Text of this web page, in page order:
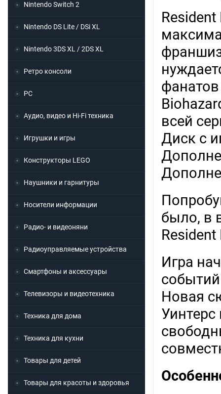
всей
Диск с
было, в
Resident
Игра
Новая
Nintendo Switch 2
Nintendo DS Lite / DSi XL
Nintendo 3DS XL / 2DS XL
Ретро консоли
PC
Аудио, видео и Hi-Fi техника
Игрушки и игры
Конструкторы LEGO
Наушники и гарнитуры
Носители информации
Радио- и видеоняни
Радиоуправляемые устройства
Смартфоны и аксессуары
Телевизоры и видеотехника
Техника для дома
Техника для кухни
Товары для детей
Товары для красоты и здоровья